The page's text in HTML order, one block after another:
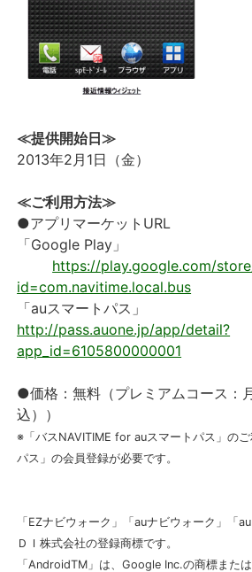
≪提供開始日≫
2013年2月1日（金）
≪ご利用方法≫
●アプリマーケットURL
「Google Play」
https://play.google.com/
id=com.navitime.local.bus
「auスマートパス」
http://pass.auone.jp/app/detail?
app_id=6105800000001
●価格：無料（プレミアムコース：
込））
※「バスNAVITIME for auスマートパス」の
パス」の会員登録が必要です。
「EZナビウォーク」「auナビウォーク」「
ＤＩ株式会社の登録商標です。
「AndroidTM」は、Google Inc.の商標または